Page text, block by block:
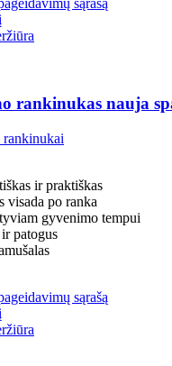
sąrašą
rankinukas nauja
rankinukai
ir praktiškas
visada po ranka
gyvenimo tempui
patogus
sąrašą